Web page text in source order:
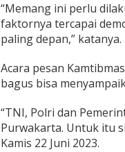
“Memang ini perlu
faktornya tercapai
paling depan,” katanya.
Acara pesan
bagus bisa
“TNI, Polri dan
Purwakarta. Untuk itu
Kamis 22 Juni 2023.